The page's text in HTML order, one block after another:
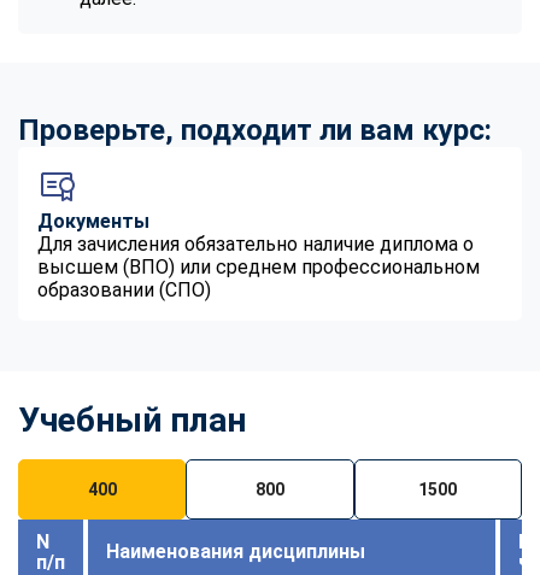
Проверьте, подходит ли вам курс:
Документы
Для зачисления обязательно наличие диплома о
высшем (ВПО) или среднем профессиональном
образовании (СПО)
Учебный план
400 800 1500
N
п/п
Наименования дисциплины